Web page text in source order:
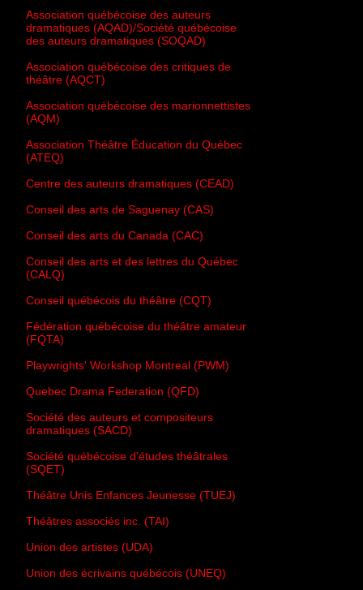
Association québécoise des auteurs
dramatiques (AQAD)/Société québécoise
des auteurs dramatiques (SOQAD)
Association québécoise des critiques de
théâtre (AQCT)
Association québécoise des marionnettistes
(AQM)
Association Théâtre Éducation du Québec
(ATEQ)
Centre des auteurs dramatiques (CEAD)
Conseil des arts de Saguenay (CAS)
Conseil des arts du Canada (CAC)
Conseil des arts et des lettres du Québec
(CALQ)
Conseil québécois du théâtre (CQT)
Fédération québécoise du théâtre amateur
(FQTA)
Playwrights' Workshop Montreal (PWM)
Quebec Drama Federation (QFD)
Société des auteurs et compositeurs
dramatiques (SACD)
Société québécoise d'études théâtrales
(SQET)
Théâtre Unis Enfances Jeunesse (TUEJ)
Théâtres associés inc. (TAI)
Union des artistes (UDA)
Union des écrivains québécois (UNEQ)